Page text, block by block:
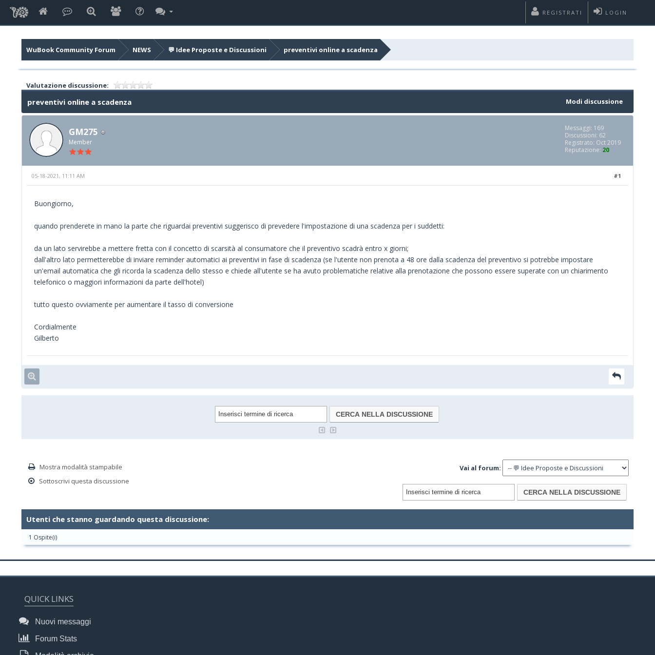
LOGIN
REGISTRATI
WuBook Community Forum NEWS 💬 Idee Proposte e Discussioni preventivi online a scadenza
Valutazione discussione:
Modi discussione
preventivi online a scadenza
GM275
Member
Messaggi: 169
Discussioni: 62
Registrato: Oct 2019
Reputazione: 20
#1
05-18-2021, 11:11 AM
Buongiorno,
quando prenderete in mano la parte che riguardai preventivi suggerisco di prevedere l'impostazione di una scadenza per i suddetti:
da un lato servirebbe a mettere fretta con il concetto di scarsità al consumatore che il preventivo scadrà entro x giorni;
dall'altro lato permetterebbe di inviare reminder automatici ai preventivi in fase di scadenza (se l'utente non prenota a 48 ore dalla scadenza del preventivo si potrebbe impostare
un'email automatica che gli ricorda la scadenza dello stesso e chiede all'utente se ha avuto problematiche relative alla prenotazione che possono essere superate con un chiarimento
telefonico o maggiori informazioni da parte dell'hotel)
tutto questo ovviamente per aumentare il tasso di conversione
Cordialmente
Gilberto
Mostra modalità stampabile
Sottoscrivi questa discussione
Vai al forum:
Utenti che stanno guardando questa discussione:
1 Ospite(i)
QUICK LINKS
Nuovi messaggi
Forum Stats